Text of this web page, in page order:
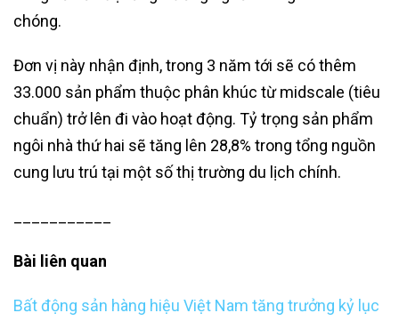
chóng.
Đơn vị này nhận định, trong 3 năm tới sẽ có thêm
33.000 sản phẩm thuộc phân khúc từ midscale (tiêu
chuẩn) trở lên đi vào hoạt động. Tỷ trọng sản phẩm
ngôi nhà thứ hai sẽ tăng lên 28,8% trong tổng nguồn
cung lưu trú tại một số thị trường du lịch chính.
___________
Bài liên quan
Bất động sản hàng hiệu Việt Nam tăng trưởng kỷ lục